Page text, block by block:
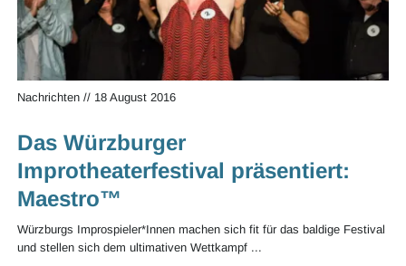
Nachrichten// 18 August 2016
Das Würzburger
Improtheaterfestival präsentiert:
Maestro™
Würzburgs Improspieler*Innen machen sich fit für das baldige Festival
und stellen sich dem ultimativen Wettkampf ...